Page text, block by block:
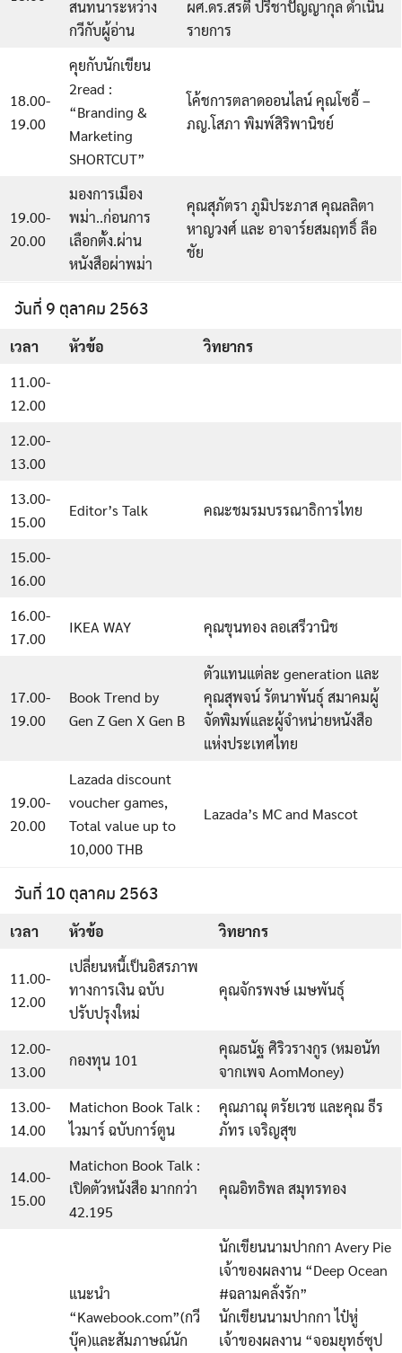
สนทนาระหว่าง
กวีกับผู้อ่าน
ผศ.ดร.สรตี ปรีชาปัญญากุล ดำเนิน
รายการ
18.00-
19.00
คุยกับนักเขียน
2read :
“Branding &
Marketing
SHORTCUT”
โค้ชการตลาดออนไลน์ คุณโซอี้ –
ภญ.โสภา พิมพ์สิริพานิชย์
19.00-
20.00
มองการเมือง
พม่า..ก่อนการ
เลือกตั้ง.ผ่าน
หนังสือผ่าพม่า
คุณสุภัตรา ภูมิประภาส คุณลลิตา
หาญวงศ์ และ อาจาร์ยสมฤทธิ์ ลือ
ชัย
วันที่ 9 ตุลาคม 2563
เวลา หัวข้อ
วิทยากร
11.00-
12.00
12.00-
13.00
13.00-
15.00
Editor’s Talk คณะชมรมบรรณาธิการไทย
15.00-
16.00
16.00-
17.00
IKEA WAY คุณขุนทอง ลอเสรีวานิช
17.00-
19.00
Book Trend by
Gen Z Gen X Gen B
ตัวแทนแต่ละ generation และ
คุณสุพจน์ รัตนาพันธุ์ สมาคมผู้
จัดพิมพ์และผู้จำหน่ายหนังสือ
แห่งประเทศไทย
19.00-
20.00
Lazada discount
voucher games,
Total value up to
10,000 THB
Lazada’s MC and Mascot
วันที่ 10 ตุลาคม 2563
เวลา หัวข้อ วิทยากร
11.00-
12.00
เปลี่ยนหนี้เป็นอิสรภาพ
ทางการเงิน ฉบับ
ปรับปรุงใหม่
คุณจักรพงษ์ เมษพันธุ์
12.00-
13.00
กองทุน 101
คุณธนัฐ ศิริวรางกูร (หมอนัท
จากเพจ AomMoney)
13.00-
14.00
Matichon Book Talk :
ไวมาร์ ฉบับการ์ตูน
คุณภาณุ ตรัยเวช และคุณ ธีร
ภัทร เจริญสุข
14.00-
15.00
Matichon Book Talk :
เปิดตัวหนังสือ มากกว่า
42.195
คุณอิทธิพล สมุทรทอง
แนะนำ
“Kawebook.com”(กวี
บุ๊ค)และสัมภาษณ์นัก
นักเขียนนามปากกา Avery Pie
เจ้าของผลงาน “Deep Ocean
#ฉลามคลั่งรัก”
นักเขียนนามปากกา ไป๋หู่
เจ้าของผลงาน “จอมยุทธ์ซุป